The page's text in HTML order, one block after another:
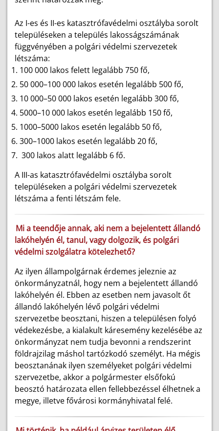
Az I-es és II-es katasztrófavédelmi osztályba sorolt
településeken a település lakosságszámának
függvényében a polgári védelmi szervezetek
létszáma:
100 000 lakos felett legalább 750 fő,
50 000–100 000 lakos esetén legalább 500 fő,
10 000–50 000 lakos esetén legalább 300 fő,
5000–10 000 lakos esetén legalább 150 fő,
1000–5000 lakos esetén legalább 50 fő,
300–1000 lakos esetén legalább 20 fő,
300 lakos alatt legalább 6 fő.
A III-as katasztrófavédelmi osztályba sorolt
településeken a polgári védelmi szervezetek
létszáma a fenti létszám fele.
Mi a teendője annak, aki nem a bejelentett állandó
lakóhelyén él, tanul, vagy dolgozik, és polgári
védelmi szolgálatra kötelezhető?
Az ilyen állampolgárnak érdemes jeleznie az
önkormányzatnál, hogy nem a bejelentett állandó
lakóhelyén él. Ebben az esetben nem javasolt őt
állandó lakóhelyén lévő polgári védelmi
szervezetbe beosztani, hiszen a településen folyó
védekezésbe, a kialakult káresemény kezelésébe az
önkormányzat nem tudja bevonni a rendszerint
földrajzilag máshol tartózkodó személyt. Ha mégis
beosztanának ilyen személyeket polgári védelmi
szervezetbe, akkor a polgármester elsőfokú
beosztó határozata ellen fellebbezéssel élhetnek a
megye, illetve fővárosi kormányhivatal felé.